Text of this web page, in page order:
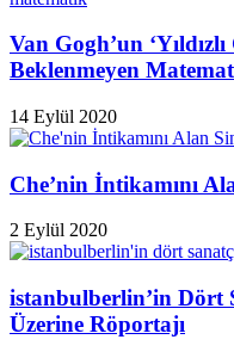
Van Gogh’un
Beklenmeyen
14 Eylül 2020
Che’nin İntikamını
2 Eylül 2020
istanbulberlin’in Dört
Üzerine Röportajı